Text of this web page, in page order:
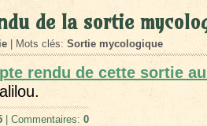
de la sortie
| Mots clés: Sortie mycologique
rendu de cette sortie
| Commentaires: 0